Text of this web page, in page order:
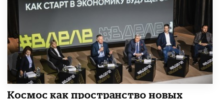
Космос как пространство новых